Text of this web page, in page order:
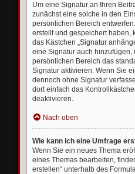
Um eine Signatur an Ihren
zunächst eine solche in den
persönlichen Bereich
erstellt und gespeichert haben,
das Kästchen „Signatur
eine Signatur auch hinzufügen,
persönlichen Bereich das
Signatur aktivieren. Wenn Sie
dennoch ohne Signatur
dort einfach das
deaktivieren.
Nach oben
Wie kann ich eine Umfrage
Wenn Sie ein neues Thema
eines Themas bearbeiten,
erstellen“ unterhalb des